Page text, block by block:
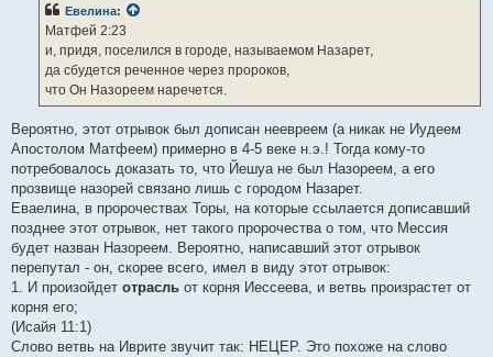
Евелина:
Матфей 2:23
и, придя, поселился в городе, называемом Назарет,
да сбудется реченное через пророков,
что Он Назореем наречется.
Вероятно, этот отрывок был дописан неевреем (а никак не Иудеем
Апостолом Матфеем) примерно в 4-5 веке н.э.! Тогда кому-то
потребовалось доказать то, что Йешуа не был Назореем, а его
прозвище назорей связано лишь с городом Назарет.
Еваелина, в пророчествах Торы, на которые ссылается дописавший
позднее этот отрывок, нет такого пророчества о том, что Мессия
будет назван Назореем. Вероятно, написавший этот отрывок
перепутал - он, скорее всего, имел в виду этот отрывок:
1. И произойдет отрасль от корня Иессеева, и ветвь произрастет от
корня его;
(Исайя 11:1)
Слово ветвь на Иврите звучит так: НЕЦЕР. Это похоже на слово